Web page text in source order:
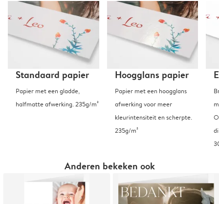
Standaard papier
Papier met een gladde,
halfmatte afwerking. 235g/m²
Hoogglans papier
Papier met een hoogglans
afwerking voor meer
kleurintensiteit en scherpte.
235g/m²
Anderen bekeken ook